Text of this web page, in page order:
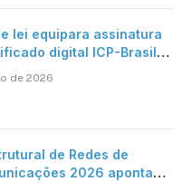
lei equipara assinatura
digital ICP-Brasil
de 2026
de Redes de
2026 aponta